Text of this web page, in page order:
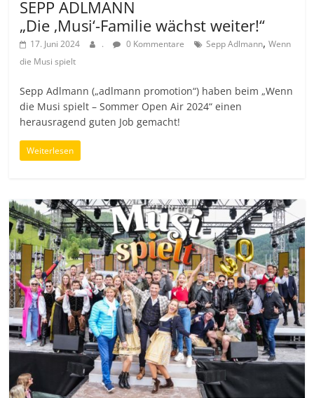
SEPP ADLMANN
„Die ‚Musi‘-Familie wächst weiter!“
17. Juni 2024 . 0 Kommentare Sepp Adlmann,Wenn
die Musi spielt
Sepp Adlmann („adlmann promotion“) haben beim „Wenn
die Musi spielt – Sommer Open Air 2024“ einen
herausragend guten Job gemacht!
Weiterlesen